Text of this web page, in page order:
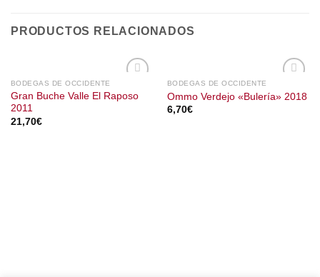
PRODUCTOS RELACIONADOS
BODEGAS DE OCCIDENTE
Gran Buche Valle El Raposo
2011
21,70€
BODEGAS DE OCCIDENTE
Ommo Verdejo «Bulería» 2018
6,70€